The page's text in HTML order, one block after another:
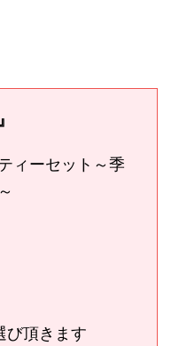
ィーセット～季
び頂きます